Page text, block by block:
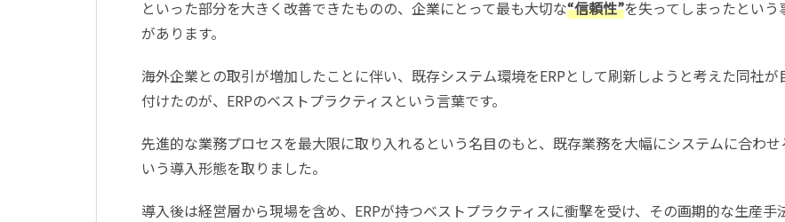
といった部分を大きく改善できたものの、企業にとって最も大切な“信頼性”を失ってしまったという
があります。
海外企業との取引が増加したことに伴い、既存システム環境をERPとして刷新しようと考えた同社が
付けたのが、ERPのベストプラクティスという言葉です。
先進的な業務プロセスを最大限に取り入れるという名目のもと、既存業務を大幅にシステムに合わせ
いう導入形態を取りました。
導入後は経営層から現場を含め、ERPが持つベストプラクティスに衝撃を受け、その画期的な生産手